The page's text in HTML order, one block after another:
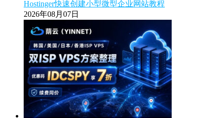
Hostinger快速创建小型微型企业网站教程
2026年08月07日